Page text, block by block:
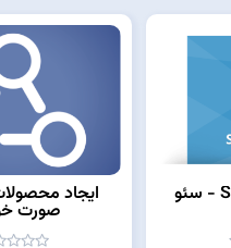
پلاگین Smart SEO - سئو ایجاد
صورت